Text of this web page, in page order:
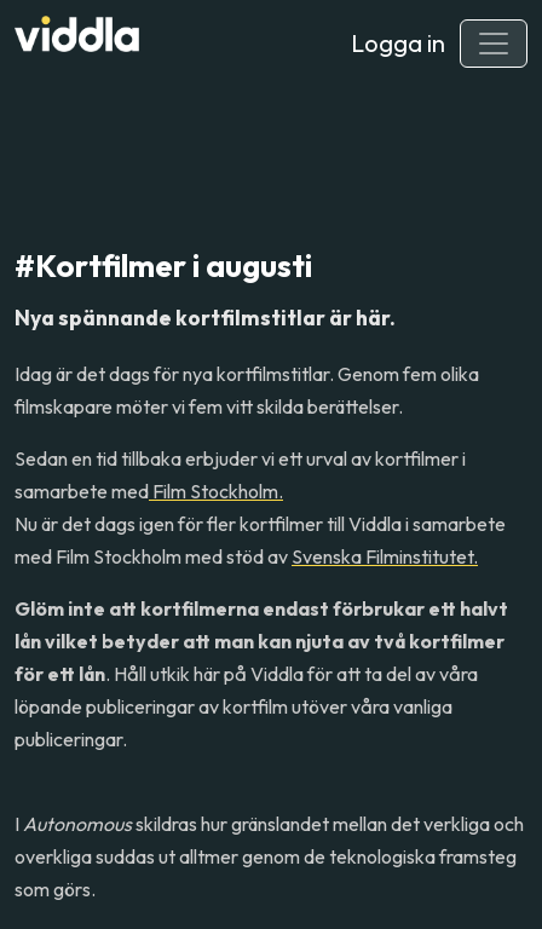
Logga in
#Kortfilmer i augusti
Nya spännande kortfilmstitlar är här.
Idag är det dags för nya kortfilmstitlar. Genom fem olika
filmskapare möter vi fem vitt skilda berättelser.
Sedan en tid tillbaka erbjuder vi ett urval av kortfilmer i
samarbete med Film Stockholm.
Nu är det dags igen för fler kortfilmer till Viddla i samarbete
med Film Stockholm med stöd av Svenska Filminstitutet.
Glöm inte att kortfilmerna endast förbrukar ett halvt
lån vilket betyder att man kan njuta av två kortfilmer
för ett lån. Håll utkik här på Viddla för att ta del av våra
löpande publiceringar av kortfilm utöver våra vanliga
publiceringar.
I Autonomousskildras hur gränslandet mellan det verkliga och
overkliga suddas ut alltmer genom de teknologiska framsteg
som görs.